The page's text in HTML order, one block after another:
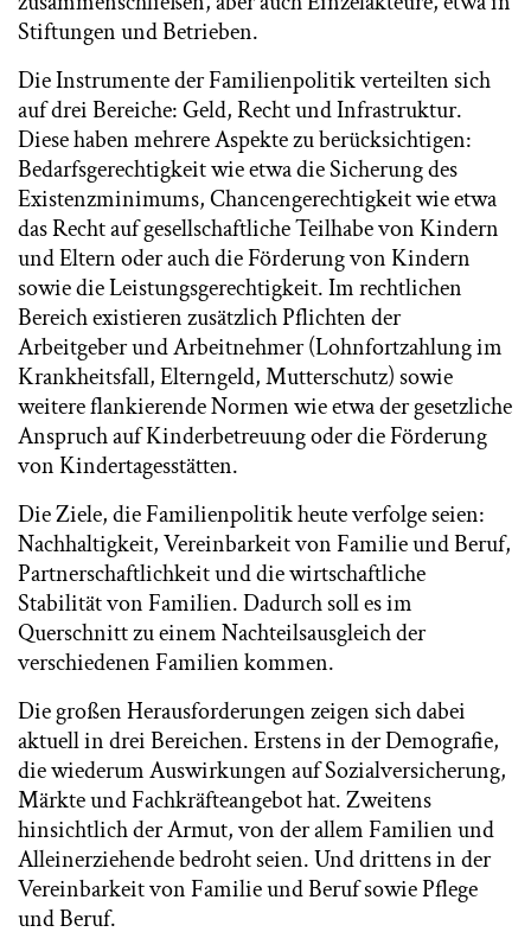
Stiftungen und Betrieben.
Die Instrumente der Familienpolitik verteilten sich
auf drei Bereiche: Geld, Recht und Infrastruktur.
Diese haben mehrere Aspekte zu berücksichtigen:
Bedarfsgerechtigkeit wie etwa die Sicherung des
Existenzminimums, Chancengerechtigkeit wie etwa
das Recht auf gesellschaftliche Teilhabe von Kindern
und Eltern oder auch die Förderung von Kindern
sowie die Leistungsgerechtigkeit. Im rechtlichen
Bereich existieren zusätzlich Pflichten der
Arbeitgeber und Arbeitnehmer (Lohnfortzahlung im
Krankheitsfall, Elterngeld, Mutterschutz) sowie
weitere flankierende Normen wie etwa der gesetzliche
Anspruch auf Kinderbetreuung oder die Förderung
von Kindertagesstätten.
Die Ziele, die Familienpolitik heute verfolge seien:
Nachhaltigkeit, Vereinbarkeit von Familie und Beruf,
Partnerschaftlichkeit und die wirtschaftliche
Stabilität von Familien. Dadurch soll es im
Querschnitt zu einem Nachteilsausgleich der
verschiedenen Familien kommen.
Die großen Herausforderungen zeigen sich dabei
aktuell in drei Bereichen. Erstens in der Demografie,
die wiederum Auswirkungen auf Sozialversicherung,
Märkte und Fachkräfteangebot hat. Zweitens
hinsichtlich der Armut, von der allem Familien und
Alleinerziehende bedroht seien. Und drittens in der
Vereinbarkeit von Familie und Beruf sowie Pflege
und Beruf.